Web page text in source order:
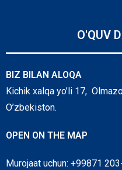
O'QUV
BIZ BILAN ALOQA
Kichik xalqa yo’li 17,
O’zbekiston.
OPEN ON THE MAP
Murojaat uchun: +99871